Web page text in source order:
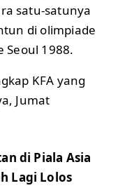
satu-satunya
di olimpiade
Seoul 1988.
KFA yang
Jumat
di Piala Asia
Lagi Lolos